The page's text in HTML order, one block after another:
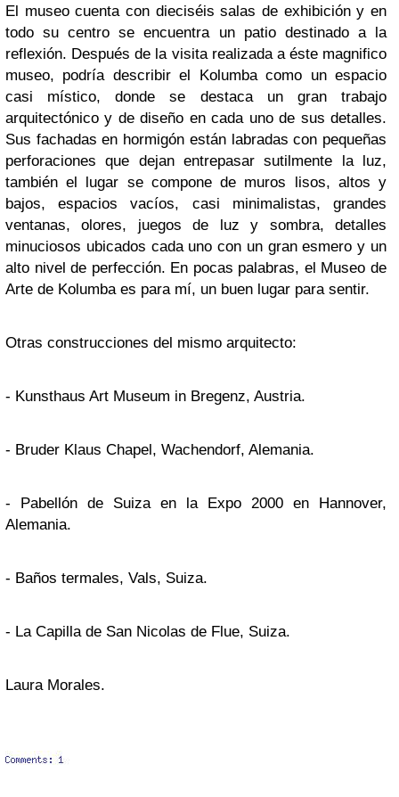
El museo cuenta con dieciséis salas de exhibición y en
todo su centro se encuentra un patio destinado a la
reflexión. Después de la visita realizada a éste magnifico
museo, podría describir el Kolumba como un espacio
casi místico, donde se destaca un gran trabajo
arquitectónico y de diseño en cada uno de sus detalles.
Sus fachadas en hormigón están labradas con pequeñas
perforaciones que dejan entrepasar sutilmente la luz,
también el lugar se compone de muros lisos, altos y
bajos, espacios vacíos, casi minimalistas, grandes
ventanas, olores, juegos de luz y sombra, detalles
minuciosos ubicados cada uno con un gran esmero y un
alto nivel de perfección. En pocas palabras, el Museo de
Arte de Kolumba es para mí, un buen lugar para sentir.
Otras construcciones del mismo arquitecto:
- Kunsthaus Art Museum in Bregenz, Austria.
- Bruder Klaus Chapel, Wachendorf, Alemania.
- Pabellón de Suiza en la Expo 2000 en Hannover,
Alemania.
- Baños termales, Vals, Suiza.
- La Capilla de San Nicolas de Flue, Suiza.
Laura Morales.